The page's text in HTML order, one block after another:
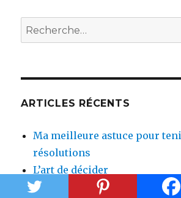
Recherche
pour :
ARTICLES RÉCENTS
Ma meilleure astuce pour
résolutions
L’art de décider
Rendez-vous : 5 manières